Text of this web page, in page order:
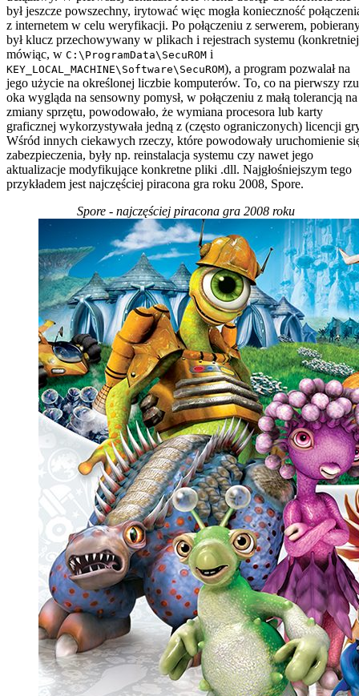
był jeszcze powszechny, irytować więc mogła konieczność
z internetem w celu weryfikacji. Po połączeniu z serwerem,
był klucz przechowywany w plikach i rejestrach systemu (konkretniej
mówiąc, w C:\ProgramData\SecuROM i
KEY_LOCAL_MACHINE\Software\SecuROM), a program pozwalał na
jego użycie na określonej liczbie komputerów. To, co na pierwszy
oka wygląda na sensowny pomysł, w połączeniu z małą tolerancją na
zmiany sprzętu, powodowało, że wymiana procesora lub karty
graficznej wykorzystywała jedną z (często ograniczonych) licencji
Wśród innych ciekawych rzeczy, które powodowały uruchomienie
zabezpieczenia, były np. reinstalacja systemu czy nawet jego
aktualizacje modyfikujące konkretne pliki .dll. Najgłośniejszym tego
przykładem jest najczęściej piracona gra roku 2008, Spore.
Spore - najczęściej piracona gra 2008 roku